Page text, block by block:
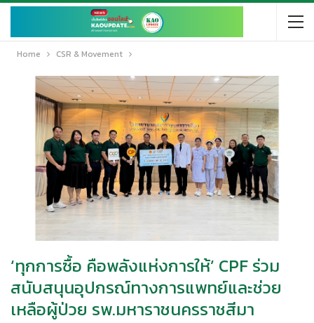
Home CSR & Movement
‘ทุกการซื้อ คือพลังแห่งการให้’ CPF ร่วม
สนับสนุนอุปกรณ์ทางการแพทย์และช่วย
เหลือผู้ป่วย รพ.มหาราชนครราชสีมา